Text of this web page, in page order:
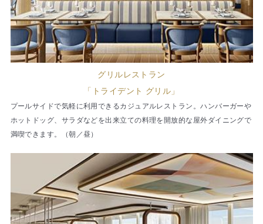
グリルレストラン
「トライデント グリル」
プールサイドで気軽に利用できるカジュアルレストラン。ハンバーガーや
ホットドッグ、サラダなどを出来立ての料理を開放的な屋外ダイニングで
満喫できます。（朝／昼）